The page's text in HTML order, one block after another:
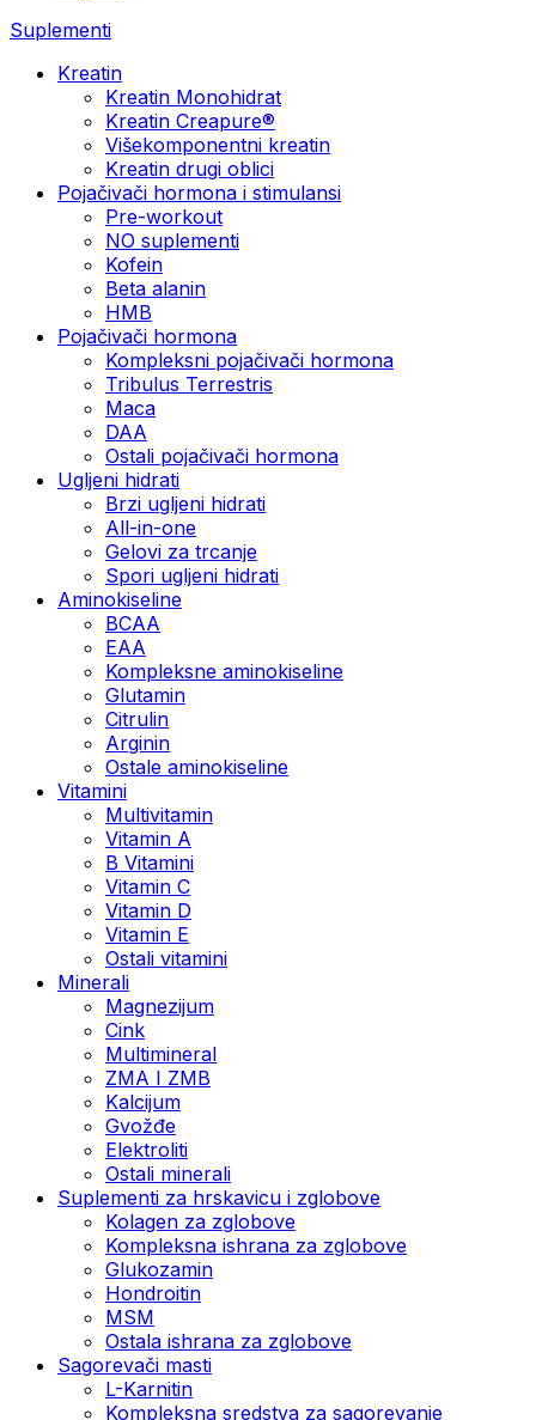
Suplementi
Kreatin
Kreatin Monohidrat
Kreatin Creapure®
Višekomponentni kreatin
Kreatin drugi oblici
Pojačivači hormona i stimulansi
Pre-workout
NO suplementi
Kofein
Beta alanin
HMB
Pojačivači hormona
Kompleksni pojačivači hormona
Tribulus Terrestris
Maca
DAA
Ostali pojačivači hormona
Ugljeni hidrati
Brzi ugljeni hidrati
All-in-one
Gelovi za trcanje
Spori ugljeni hidrati
Aminokiseline
BCAA
ЕАА
Kompleksne aminokiseline
Glutamin
Citrulin
Arginin
Ostale aminokiseline
Vitamini
Multivitamin
Vitamin A
B Vitamini
Vitamin C
Vitamin D
Vitamin E
Ostali vitamini
Minerali
Magnezijum
Cink
Multimineral
ZMA I ZMB
Kalcijum
Gvožđe
Elektroliti
Ostali minerali
Suplementi za hrskavicu i zglobove
Kolagen za zglobove
Kompleksna ishrana za zglobove
Glukozamin
Hondroitin
MSM
Ostala ishrana za zglobove
Sagorevači masti
L-Karnitin
Kompleksna sredstva za sagorevanje